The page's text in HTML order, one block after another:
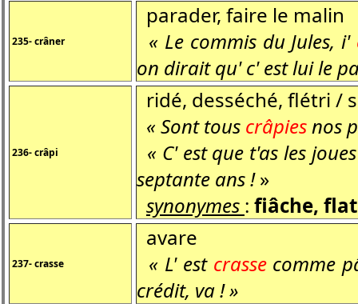
235- crâner
parader, faire le malin
« Le commis du Jules, i'
on dirait qu' c' est lui le
236- crâpi
ridé, desséché, flétri /
« Sont tous crâpiesnos
« C' est que t'as les
septante ans !»
synonymes : fiâche,
237- crasse
avare
« L' est crassecomme
crédit, va ! »